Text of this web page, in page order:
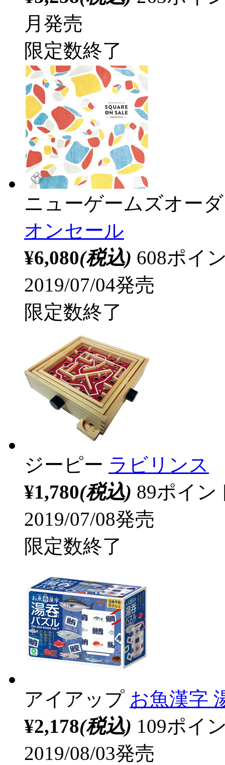
月発売
限定数終了
ニューゲームズオー
オンセール
¥6,080(税込) 608ポイ
2019/07/04発売
限定数終了
ジーピー ラビリンス
¥1,780(税込) 89ポイ
2019/07/08発売
限定数終了
アイアップ お魚漢字
¥2,178(税込) 109ポイ
2019/08/03発売